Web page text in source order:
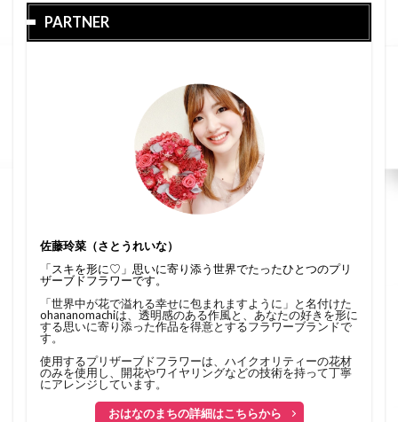
PARTNER
佐藤玲菜（さとうれいな）
「スキを形に♡」思いに寄り添う世界でたったひとつのプリ
ザーブドフラワーです。
「世界中が花で溢れる幸せに包まれますように」と名付けた
ohananomachiは、透明感のある作風と、あなたの好きを形に
する思いに寄り添った作品を得意とするフラワーブランドで
す。
使用するプリザーブドフラワーは、ハイクオリティーの花材
のみを使用し、開花やワイヤリングなどの技術を持って丁寧
にアレンジしています。
おはなのまちの詳細はこちらから